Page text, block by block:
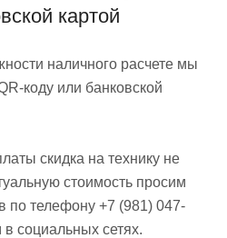
картой
наличного расчете мы
коду или банковской
скидка на технику не
стоимость просим
по телефону +7 (981) 047-
социальных сетях.